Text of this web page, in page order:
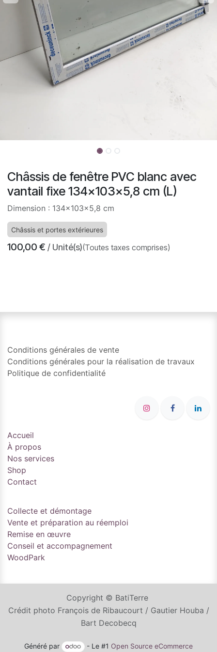
Châssis de fenêtre PVC blanc avec
vantail fixe 134x103x5,8 cm (L)
Dimension : 134x103x5,8 cm
Châssis et portes extérieures
100,00 € / Unité(s)(Toutes taxes comprises)
Conditions générales de vente
Conditions générales pour la réalisation de travaux
Politique de confidentialité
Accueil
À propos
Nos services
Shop
Contact
Collecte et démontage
Vente et préparation au réemploi
Remise en œuvre
Conseil et accompagnement
WoodPark
Copyright © BatiTerre
Crédit photo François de Ribaucourt / Gautier Houba /
Bart Decobecq
Généré par - Le #1 Open Source eCommerce